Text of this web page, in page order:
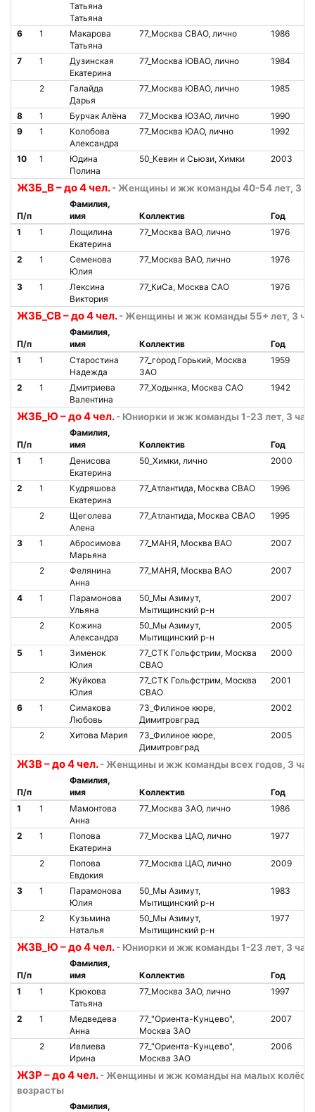
Татьяна
Татьяна
6 1
Макарова
Татьяна
77_Москва СВАО, лично 1986
7 1
Дузинская
Екатерина
77_Москва ЮВАО, лично 1984
2
Галайда
Дарья
77_Москва ЮВАО, лично 1985
8 1 Бурчак Алёна 77_Москва ЮЗАО, лично 1990
9 1
Колобова
Александра
77_Москва ЮАО, лично 1992
10 1
Юдина
Полина
50_Кевин и Сьюзи, Химки 2003
Ж3Б_В – до 4 чел. - Женщины и жж команды 40-54 лет, 3
П/п
Фамилия,
имя
Коллектив Год
1
1
Лощилина
Екатерина
77_Москва ВАО, лично 1976
2 1
Семенова
Юлия
77_Москва ВАО, лично 1976
3 1
Лексина
Виктория
77_КиСа, Москва САО 1976
Ж3Б_СВ – до 4 чел. - Женщины и жж команды 55+ лет, 3
П/п
Фамилия,
имя
Коллектив Год
1
1
Старостина
Надежда
77_город Горький, Москва
ЗАО
1959
2 1
Дмитриева
Валентина
77_Ходынка, Москва САО 1942
Ж3Б_Ю – до 4 чел. - Юниорки и жж команды 1-23 лет, 3
П/п
Фамилия,
имя
Коллектив Год
1
1
Денисова
Екатерина
50_Химки, лично 2000
2 1
Кудряшова
Екатерина
77_Атлантида, Москва СВАО 1996
2
Щеголева
Алена
77_Атлантида, Москва СВАО 1995
3 1
Абросимова
Марьяна
77_МАНЯ, Москва ВАО 2007
2
Фелянина
Анна
77_МАНЯ, Москва ВАО 2007
4 1
Парамонова
Ульяна
50_Мы Азимут,
Мытищинский р-н
2007
2
Кожина
Александра
50_Мы Азимут,
Мытищинский р-н
2005
5 1
Зименок
Юлия
77_СТК Гольфстрим, Москва
СВАО
2000
2
Жуйкова
Юлия
77_СТК Гольфстрим, Москва
СВАО
2001
6 1
Симакова
Любовь
73_Филиное кюре,
Димитровград
2002
2 Хитова Мария
73_Филиное кюре,
Димитровград
2005
Ж3В – до 4 чел. - Женщины и жж команды всех годов, 3
П/п
Фамилия,
имя
Коллектив Год
1
1
Мамонтова
Анна
77_Москва ЗАО, лично 1986
2 1
Попова
Екатерина
77_Москва ЦАО, лично 1977
2
Попова
Евдокия
77_Москва ЦАО, лично 2009
3 1
Парамонова
Юлия
50_Мы Азимут,
Мытищинский р-н
1983
2
Кузьмина
Наталья
50_Мы Азимут,
Мытищинский р-н
1977
Ж3В_Ю – до 4 чел. - Юниорки и жж команды 1-23 лет, 3
П/п
Фамилия,
имя
Коллектив Год
1
1
Крюкова
Татьяна
77_Москва ЗАО, лично 1997
2 1
Медведева
Анна
77_"Ориента-Кунцево",
Москва ЗАО
2007
2
Ивлиева
Ирина
77_"Ориента-Кунцево",
Москва ЗАО
2006
Ж3Р – до 4 чел. - Женщины и жж команды на малых
возрасты
Фамилия,